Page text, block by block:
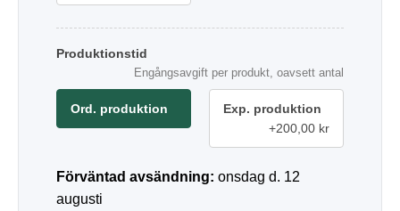
Produktionstid
Engångsavgift per produkt, oavsett antal
Ord. produktion
Exp. produktion
+200,00 kr
Förväntad avsändning: onsdag d. 12
augusti